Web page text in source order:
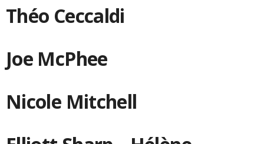
Théo Ceccaldi
Joe McPhee
Nicole Mitchell